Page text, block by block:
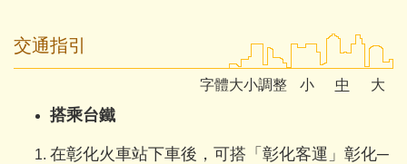
交通指引
字體大小調整 小 中 大
搭乘台鐵
在彰化火車站下車後，可搭「彰化客運」彰化─